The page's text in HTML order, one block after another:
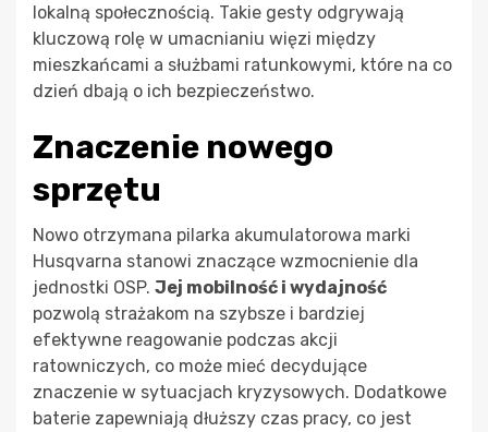
lokalną społecznością. Takie gesty odgrywają
kluczową rolę w umacnianiu więzi między
mieszkańcami a służbami ratunkowymi, które na co
dzień dbają o ich bezpieczeństwo.
Znaczenie nowego
sprzętu
Nowo otrzymana pilarka akumulatorowa marki
Husqvarna stanowi znaczące wzmocnienie dla
jednostki OSP. Jej mobilność i wydajność
pozwolą strażakom na szybsze i bardziej
efektywne reagowanie podczas akcji
ratowniczych, co może mieć decydujące
znaczenie w sytuacjach kryzysowych. Dodatkowe
baterie zapewniają dłuższy czas pracy, co jest